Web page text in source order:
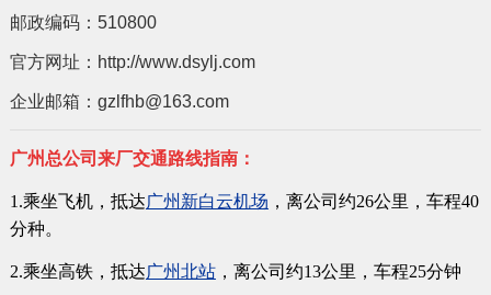
邮政编码：510800
官方网址：http://www.dsylj.com
企业邮箱：gzlfhb@163.com
广州总公司来厂交通路线指南：
1.乘坐飞机，抵达广州新白云机场 ，离公司约26公里，车程40
分种。
2.乘坐高铁，抵达广州北站，离公司约13公里，车程25分钟